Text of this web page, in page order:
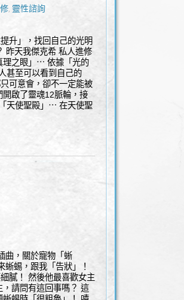
, 靈性諮詢
升」，找回自己的光明
昨天我傑克希 私人進修
理之眼」⋯ 依據「光的
甚至可以看到自己的
可意會，卻不一定能被
啟了靈魂12脈輪，接
天使聖殿」⋯ 在天使聖
曲，關於寵物「蜥
蜴，跟我「告狀」！
膩！ 然後他最喜歡女主
請問有這回事嗎？ 這